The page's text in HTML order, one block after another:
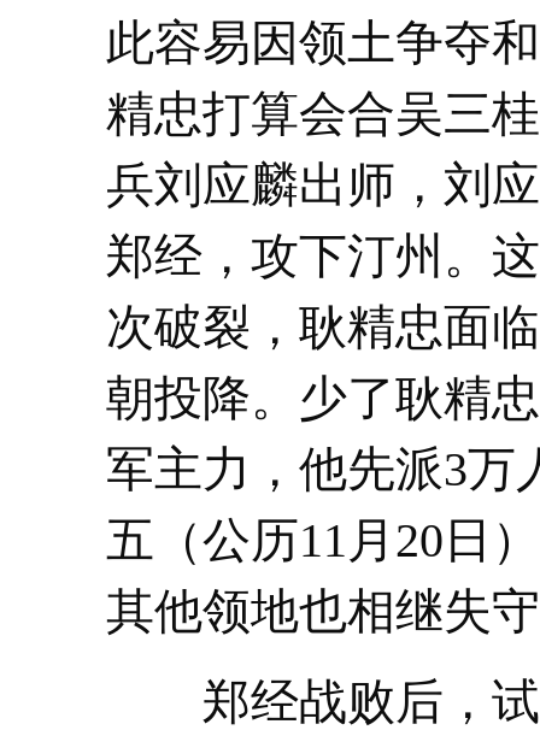
此容易因领土争夺
精忠打算会合吴三
兵刘应麟出师，刘
郑经，攻下汀州。
次破裂，耿精忠面
朝投降。少了耿精
军主力，他先派3万
五（公历11月20日
其他领地也相继失
郑经战败后，试